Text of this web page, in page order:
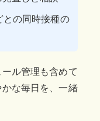
との同時接種の
ル管理も含めて
な毎日を、一緒